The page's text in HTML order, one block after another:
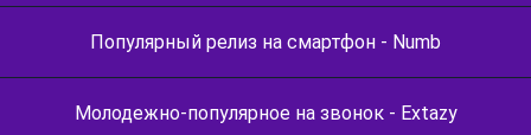
Популярный релиз на смартфон - Numb
Молодежно-популярное на звонок - Extazy